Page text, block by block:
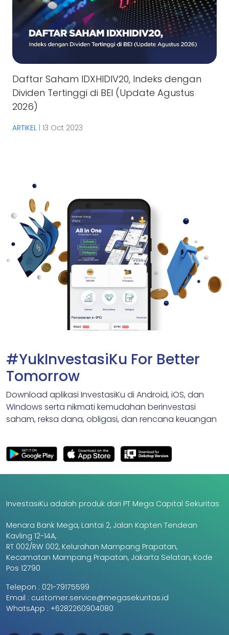
Daftar Saham IDXHIDIV20, Indeks dengan
Dividen Tertinggi di BEI (Update Agustus
2026)
ARTIKEL 13 Oct 2023
#YukInvestasiKu For Better
Tomorrow
Download aplikasi InvestasiKu di Android, iOS, dan
Windows serta nikmati kemudahan berinvestasi
saham, reksa dana, obligasi, dan rencana keuangan
InvestasiKu adalah produk dari PT Mega Capital Sekuritas
Menara Bank Mega, Lantai 2, Jalan Kapten Tendean
Kavling 12-14A,
RT 002/RW 002, Kelurahan Mampang Prapatan,
Kecamatan Mampang Prapatan, Jakarta Selatan, Kode
Pos 12790
Telepon : 021-79175599
Email : customer.service@megasekuritas.id
WhatsApp : +6282260904080